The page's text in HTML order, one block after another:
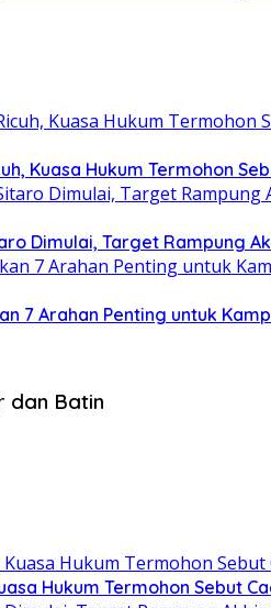
Kuasa Hukum Termohon
Dimulai, Target Rampung
7 Arahan Penting untuk
dan Batin
Hukum Termohon Sebut